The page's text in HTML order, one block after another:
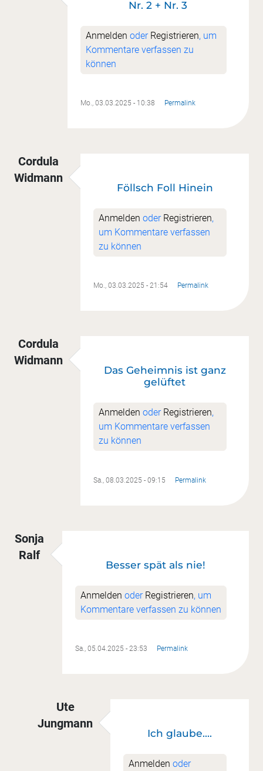
Nr. 2 + Nr. 3
Anmelden oder Registrieren, um
Kommentare verfassen zu
können
Mo., 03.03.2025 - 10:38 Permalink
Cordula
Widmann
Föllsch Foll Hinein
Anmelden oder Registrieren,
um Kommentare verfassen
zu können
Mo., 03.03.2025 - 21:54 Permalink
Cordula
Widmann
Das Geheimnis ist ganz
gelüftet
Anmelden oder Registrieren,
um Kommentare verfassen
zu können
Sa., 08.03.2025 - 09:15 Permalink
Sonja
Ralf
Besser spät als nie!
Anmelden oder Registrieren, um
Kommentare verfassen zu können
Sa., 05.04.2025 - 23:53 Permalink
Ute
Jungmann
Besser spät als nie!von
Ich glaube....
Anmelden oder